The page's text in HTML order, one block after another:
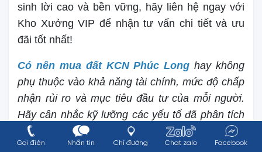
sinh lời cao và bền vững, hãy liên hệ ngay với
Kho Xưởng VIP để nhận tư vấn chi tiết và ưu
đãi tốt nhất!
Có nên mua đất KCN Phúc Long hay không
phụ thuộc vào khả năng tài chính, mức độ chấp
nhận rủi ro và mục tiêu đầu tư của mỗi người.
Hãy cân nhắc kỹ lưỡng các yếu tố đã phân tích
trong bài viết để đưa ra quyết định sáng suốt
nhất. Liên hệ ngay
Kho Xưởng Vipđể được tư
Gọi điện Nhắn tin Chỉ đường Chat zalo Facebook